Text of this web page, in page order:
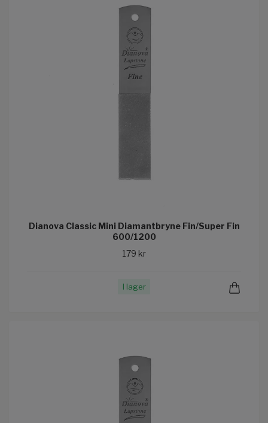
Dianova Classic Mini Diamantbryne Fin/Super Fin
600/1200
179 kr
I lager